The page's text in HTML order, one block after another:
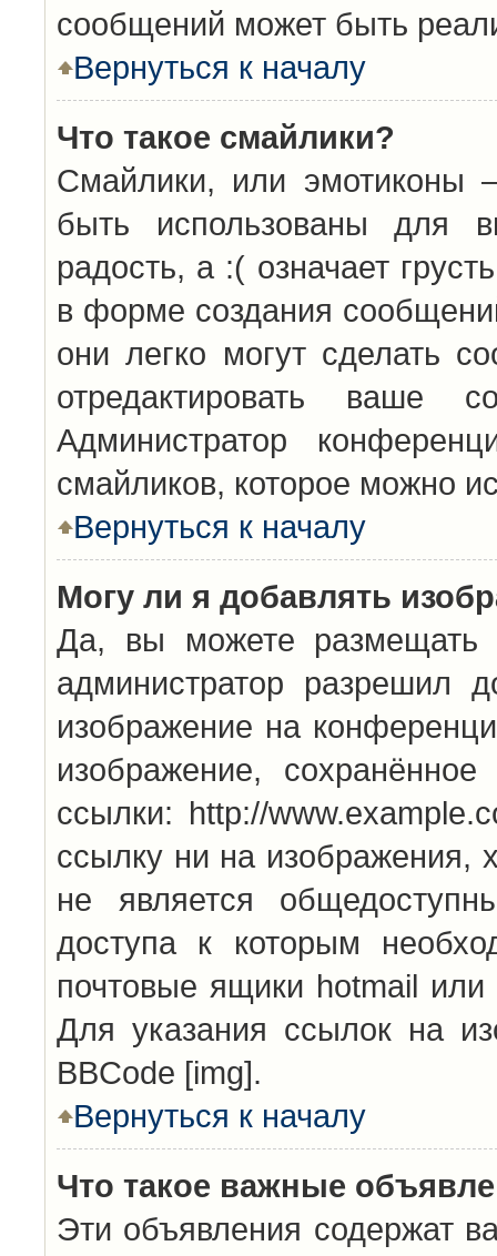
сообщений может быть
Вернуться к началу
Что такое смайлики?
Смайлики, или эмотиконы
быть использованы для
радость, а :( означает
в форме создания
они легко могут сделать
отредактировать ваше
Администратор
смайликов, которое можно
Вернуться к началу
Могу ли я добавлять
Да, вы можете размещать
администратор разрешил
изображение на
изображение,
ссылки: http://
ссылку ни на
не является
доступа к которым
почтовые ящики hotmail
Для указания ссылок на
BBCode [img].
Вернуться к началу
Что такое важные
Эти объявления содержат